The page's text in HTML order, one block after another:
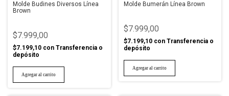
Molde Budines Diversos Línea
Brown
$7.999,00
$7.199,10 con Transferencia o
depósito
Molde Bumerán Línea Brown
$7.999,00
$7.199,10 con Transferencia o
depósito